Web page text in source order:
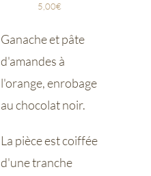
5,00€
Ganache et pâte
d'amandes à
l'orange, enrobage
au chocolat noir.
La pièce est coiffée
d'une tranche